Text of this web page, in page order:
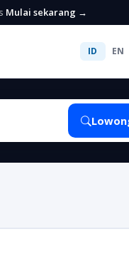
Mulai sekarang →
ID EN